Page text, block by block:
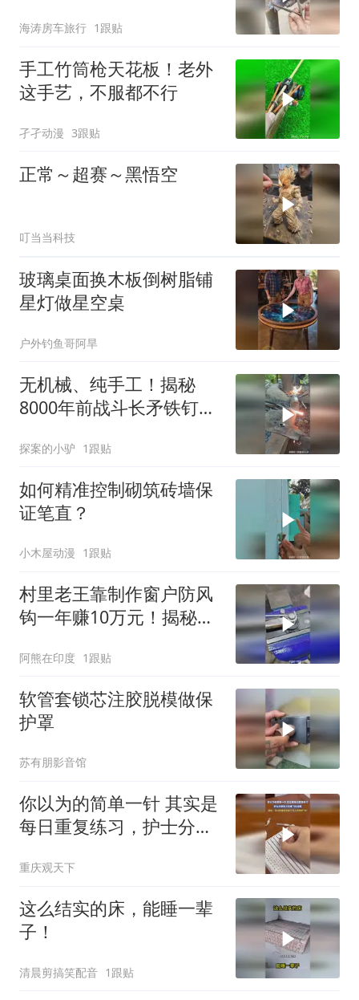
海涛房车旅行 1跟贴
手工竹筒枪天花板！老外
这手艺，不服都不行
孑孑动漫 3跟贴
正常～超赛～黑悟空
叮当当科技
玻璃桌面换木板倒树脂铺
星灯做星空桌
户外钓鱼哥阿旱
无机械、纯手工！揭秘
8000年前战斗长矛铁钉的
探案的小驴 1跟贴
如何精准控制砌筑砖墙保
证笔直？
小木屋动漫 1跟贴
村里老王靠制作窗户防风
钩一年赚10万元！揭秘其
阿熊在印度 1跟贴
软管套锁芯注胶脱模做保
护罩
苏有朋影音馆
你以为的简单一针 其实是
每日重复练习，护士分享
重庆观天下
这么结实的床，能睡一辈
子！
清晨剪搞笑配音 1跟贴